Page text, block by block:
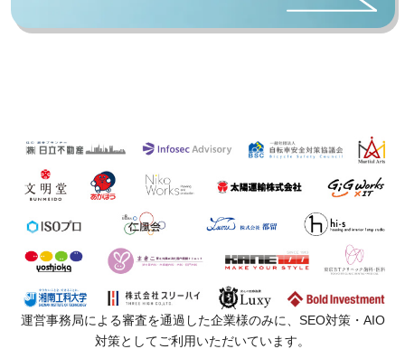
運営事務局による審査を通過した企業様のみに、SEO対策・AIO
対策としてご利用いただいています。